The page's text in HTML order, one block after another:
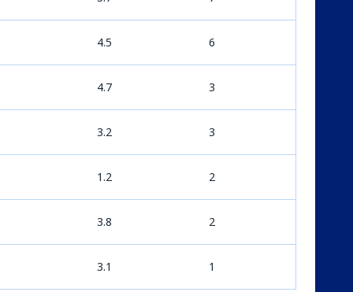
4.5 6
4.7 3
3.2 3
1.2 2
3.8 2
3.1 1